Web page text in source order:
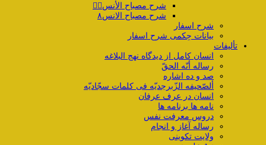
شرح مصباح الأنس۷️⃣
شرح مصباح الانس۸
شرح اسفار
بیانات حِکمی شرح اسفار
تألیفات
انسان کامل از دیدگاه نهج البلاغه
رساله أنّه الحقّ
صد و ده اشاره
ألصّحیفه الزّبرجدیّه فی کلمات سجّادیّه
انسان در عرف عرفان
نامه ها برنامه ها
دروس معرفت نفس
رساله آغاز و انجام
ولایت تکوینی